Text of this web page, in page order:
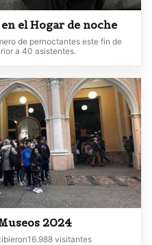
el Hogar de noche
de pernoctantes este fin de
a 40 asistentes.
2024
visitantes